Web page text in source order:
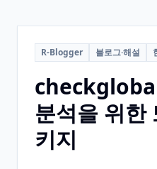
R-Blogger 블로그·해설
분석을 위한
키지